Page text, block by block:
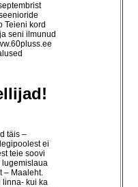
Teieni kord
seni ilmunud
täis –
ei
teie soovi
lugemislaua
– Maaleht.
linna- kui ka